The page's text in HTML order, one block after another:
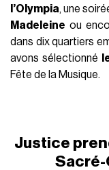
l’Olympia, une
Madeleine ou
dans dix quartiers
avons sélectionné
Fête de la Musique.
Justice